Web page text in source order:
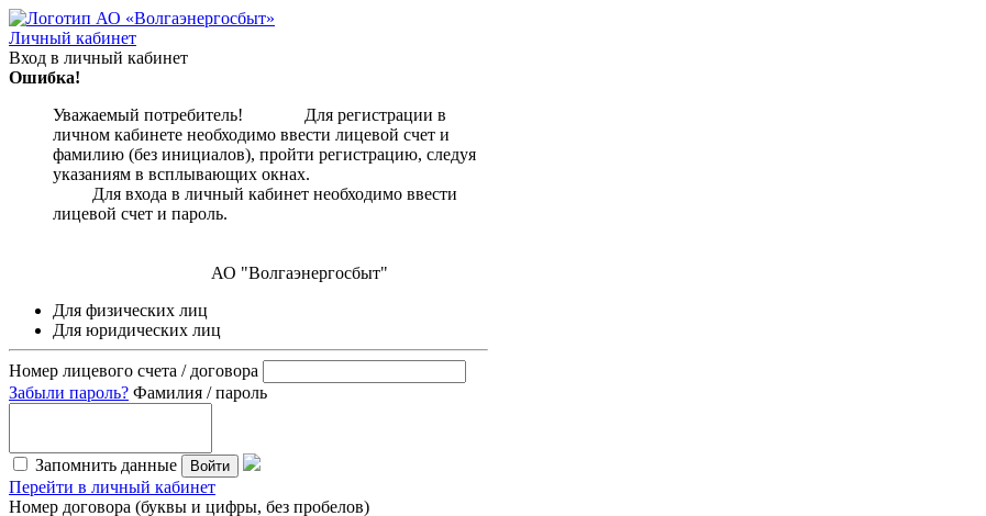
Личный кабинет
Вход в личный кабинет
Ошибка!
Уважаемый потребитель! Для регистрации в
личном кабинете необходимо ввести лицевой счет и
фамилию (без инициалов), пройти регистрацию, следуя
указаниям в всплывающих окнах.
Для входа в личный кабинет необходимо ввести
лицевой счет и пароль.
АО "Волгаэнергосбыт"
Для физических лиц
Для юридических лиц
Номер лицевого счета / договора
Забыли пароль? Фамилия / пароль
Запомнить данные Войти
Перейти в личный кабинет
Номер договора (буквы и цифры, без пробелов)